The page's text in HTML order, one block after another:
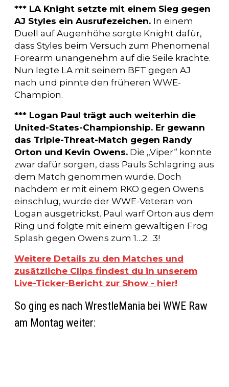
*** LA Knight setzte mit einem Sieg gegen
AJ Styles ein Ausrufezeichen. In einem
Duell auf Augenhöhe sorgte Knight dafür,
dass Styles beim Versuch zum Phenomenal
Forearm unangenehm auf die Seile krachte.
Nun legte LA mit seinem BFT gegen AJ
nach und pinnte den früheren WWE-
Champion.
*** Logan Paul trägt auch weiterhin die
United-States-Championship. Er gewann
das Triple-Threat-Match gegen Randy
Orton und Kevin Owens. Die „Viper“ konnte
zwar dafür sorgen, dass Pauls Schlagring aus
dem Match genommen wurde. Doch
nachdem er mit einem RKO gegen Owens
einschlug, wurde der WWE-Veteran von
Logan ausgetrickst. Paul warf Orton aus dem
Ring und folgte mit einem gewaltigen Frog
Splash gegen Owens zum 1…2…3!
Weitere Details zu den Matches und
zusätzliche Clips findest du in unserem
Live-Ticker-Bericht zur Show - hier!
So ging es nach WrestleMania bei WWE Raw
am Montag weiter: